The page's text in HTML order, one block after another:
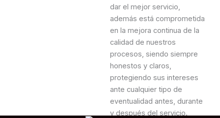
dar el mejor servicio,
además está comprometida
en la mejora continua de la
calidad de nuestros
procesos, siendo siempre
honestos y claros,
protegiendo sus intereses
ante cualquier tipo de
eventualidad antes, durante
y después del servicio.